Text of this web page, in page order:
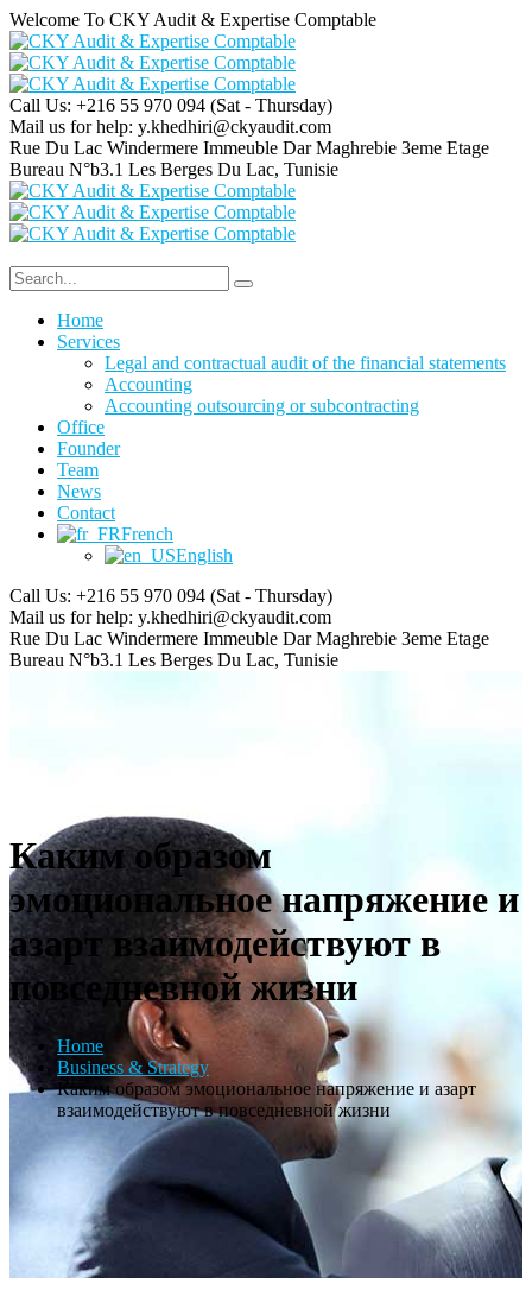
Welcome To CKY Audit & Expertise Comptable
Call Us: +216 55 970 094 (Sat - Thursday)
Mail us for help: y.khedhiri@ckyaudit.com
Rue Du Lac Windermere Immeuble Dar Maghrebie 3eme Etage
Bureau N°b3.1 Les Berges Du Lac, Tunisie
Home
Services
Legal and contractual audit of the financial statements
Accounting
Accounting outsourcing or subcontracting
Office
Founder
Team
News
Contact
French
English
Call Us: +216 55 970 094 (Sat - Thursday)
Mail us for help: y.khedhiri@ckyaudit.com
Rue Du Lac Windermere Immeuble Dar Maghrebie 3eme Etage
Bureau N°b3.1 Les Berges Du Lac, Tunisie
Каким образом
эмоциональное напряжение и
азарт взаимодействуют в
повседневной жизни
Home
Business & Strategy
Каким образом эмоциональное напряжение и азарт
взаимодействуют в повседневной жизни